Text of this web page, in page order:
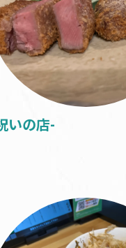
いの店-